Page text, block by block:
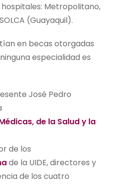
Metropolitano,
(Guayaquil).
en becas otorgadas
especialidad es
José Pedro
de la Salud y la
de los
de la UIDE, directores y
de los cuatro